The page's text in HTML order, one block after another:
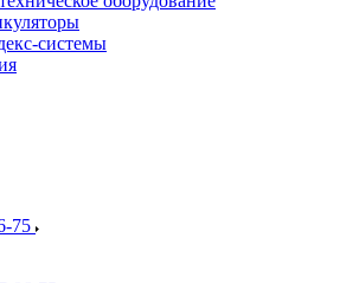
системы
75